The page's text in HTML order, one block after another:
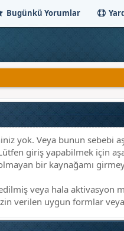
Bugünkü Yorumlar
yok. Veya bunun sebebi
giriş yapabilmek için
bir kaynağamı
veya hala aktivasyon
verilen uygun formlar